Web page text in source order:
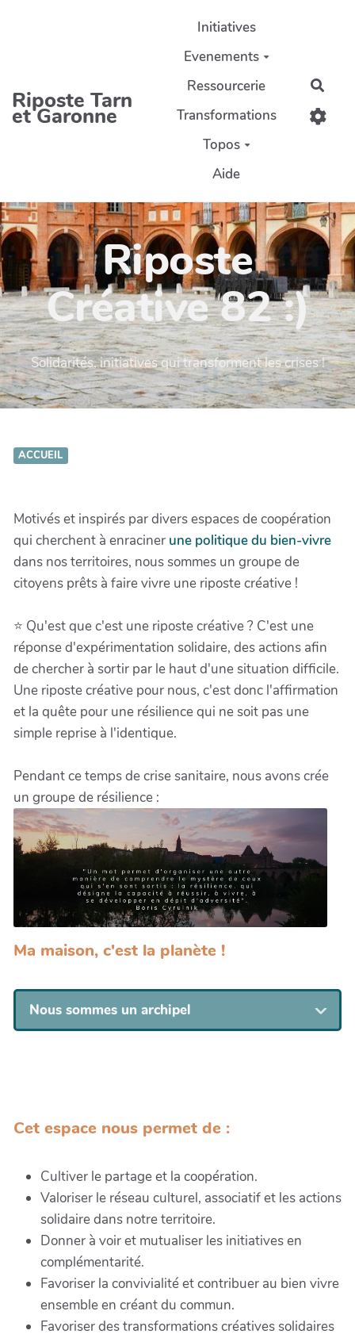
Riposte Tarn
et Garonne
Initiatives
Evenements
Ressourcerie
Transformations
Topos
Aide
Riposte
Créative 82 :)
Solidarités, initiatives qui transforment les crises !
ACCUEIL
Motivés et inspirés par divers espaces de coopération
qui cherchent à enraciner une politique du bien-vivre
dans nos territoires, nous sommes un groupe de
citoyens prêts à faire vivre une riposte créative !
⭐️ Qu'est que c'est une riposte créative ? C'est une
réponse d'expérimentation solidaire, des actions afin
de chercher à sortir par le haut d'une situation difficile.
Une riposte créative pour nous, c'est donc l'affirmation
et la quête pour une résilience qui ne soit pas une
simple reprise à l'identique.
Pendant ce temps de crise sanitaire, nous avons crée
un groupe de résilience :
Ma maison, c'est la planète !
Nous sommes un archipel
Cet espace nous permet de :
Cultiver le partage et la coopération.
Valoriser le réseau culturel, associatif et les actions
solidaire dans notre territoire.
Donner à voir et mutualiser les initiatives en
complémentarité.
Favoriser la convivialité et contribuer au bien vivre
ensemble en créant du commun.
Favoriser des transformations créatives solidaires